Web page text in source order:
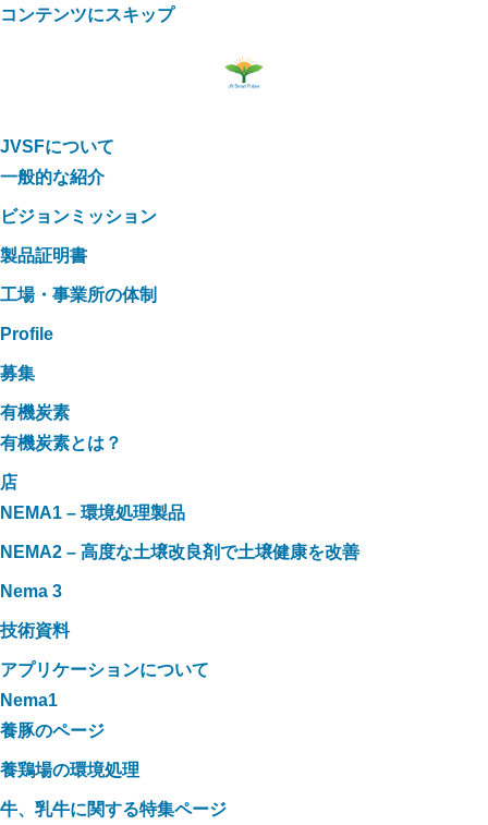
コンテンツにスキップ
JVSFについて
一般的な紹介
ビジョンミッション
製品証明書
工場・事業所の体制
Profile
募集
有機炭素
有機炭素とは？
店
NEMA1 – 環境処理製品
NEMA2 – 高度な土壌改良剤で土壌健康を改善
Nema 3
技術資料
アプリケーションについて
Nema1
養豚のページ
養鶏場の環境処理
牛、乳牛に関する特集ページ